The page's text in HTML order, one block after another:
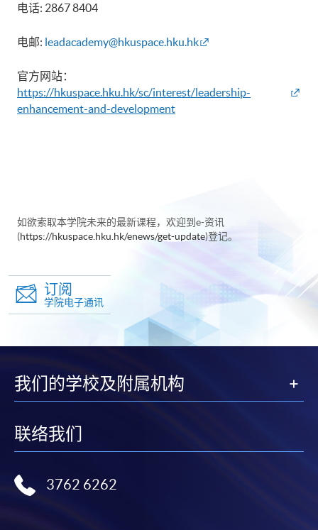
电话: 2867 8404
电邮: leadacademy@hkuspace.hku.hk
官方网站：
https://hkuspace.hku.hk/sc/interest/leadership-
enhancement-and-development
如欲索取本学院未来的最新课程，欢迎到e-资讯
(https://hkuspace.hku.hk/enews/get-update)登记。
订阅
学院电子通讯
我们的学校及附属机构
联络我们
3762 6262